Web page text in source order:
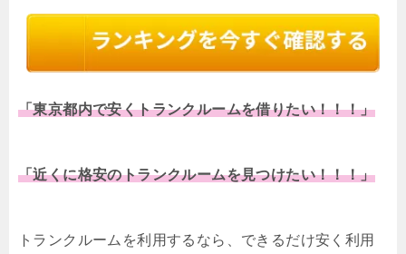
「東京都内で安くトランクルームを借りたい！！！」
「近くに格安のトランクルームを見つけたい！！！」
トランクルームを利用するなら、できるだけ安く利用